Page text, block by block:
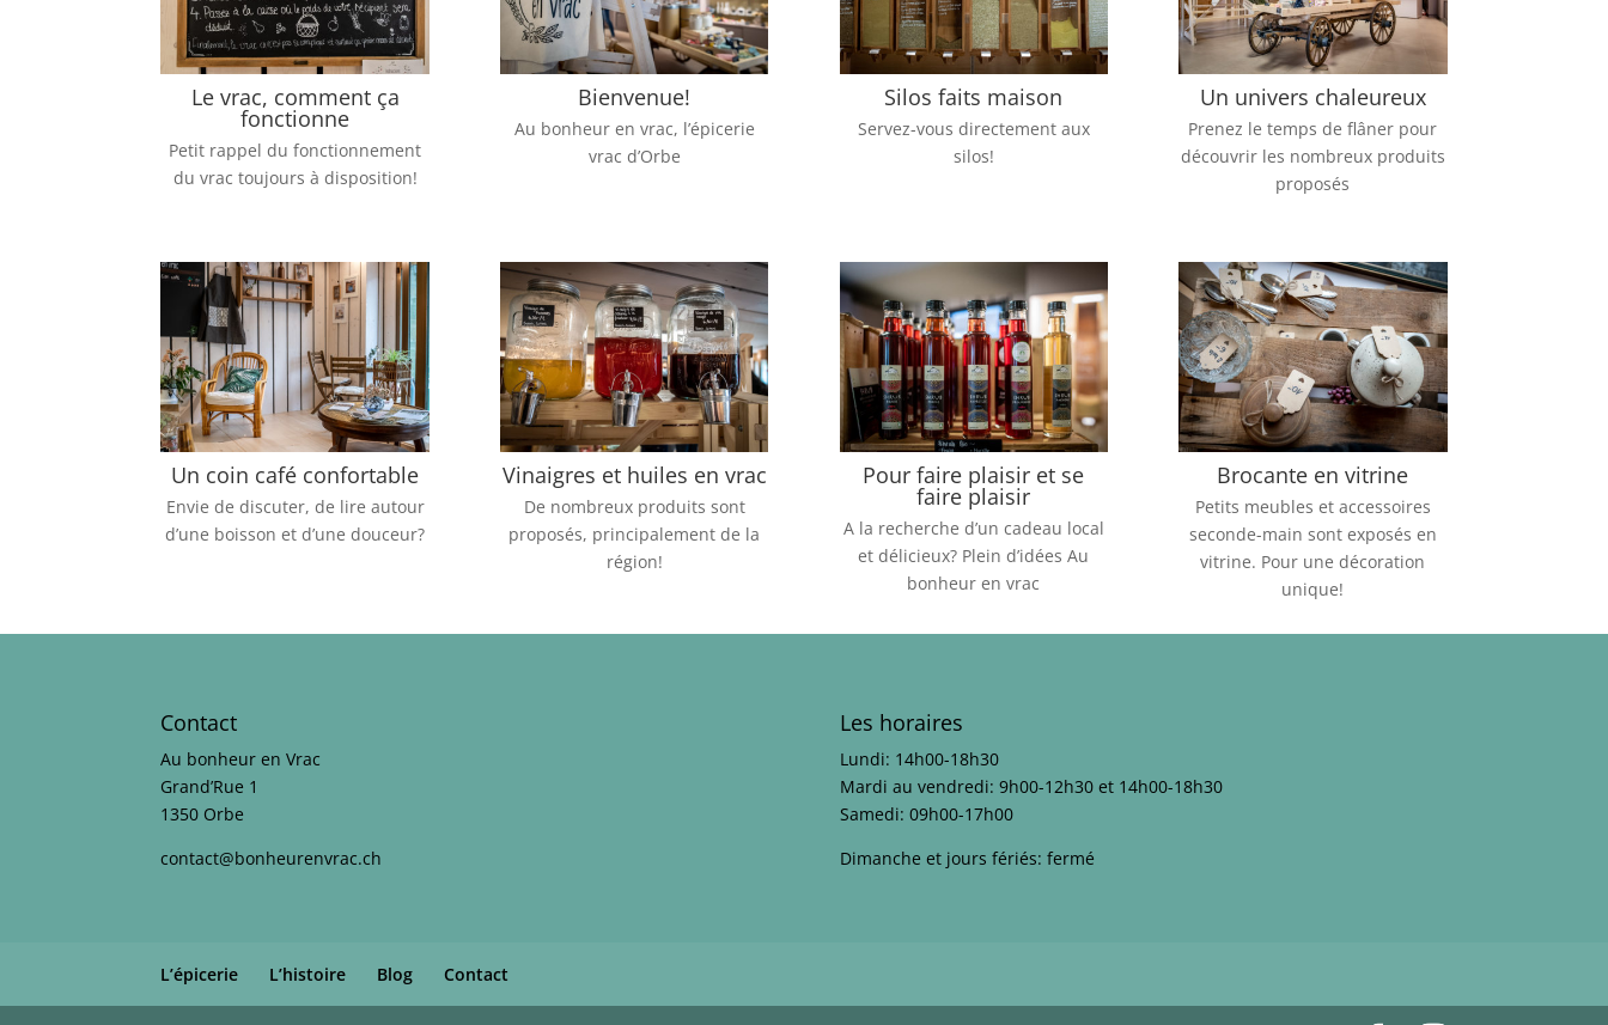
Le vrac, comment ça
fonctionne
Petit rappel du fonctionnement
du vrac toujours à disposition!
Bienvenue!
Au bonheur en vrac, l’épicerie
vrac d’Orbe
Silos faits maison
Servez-vous directement aux
silos!
Un univers chaleureux
Prenez le temps de flâner pour
découvrir les nombreux produits
proposés
Un coin café confortable
Envie de discuter, de lire autour
d’une boisson et d’une douceur?
Vinaigres et huiles en vrac
De nombreux produits sont
proposés, principalement de la
région!
Pour faire plaisir et se
faire plaisir
A la recherche d’un cadeau local
et délicieux? Plein d’idées Au
bonheur en vrac
Brocante en vitrine
Petits meubles et accessoires
seconde-main sont exposés en
vitrine. Pour une décoration
unique!
Contact
Au bonheur en Vrac
Grand’Rue 1
1350 Orbe
contact@bonheurenvrac.ch
Les horaires
Lundi: 14h00-18h30
Mardi au vendredi: 9h00-12h30 et 14h00-18h30
Samedi: 09h00-17h00
Dimanche et jours fériés: fermé
L’épicerie L’histoire Blog Contact